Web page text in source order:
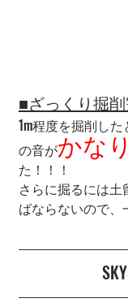
■ざっくり掘
1m程度を掘削し
の音がかな
た！！！
さらに掘るには
ばならないので、